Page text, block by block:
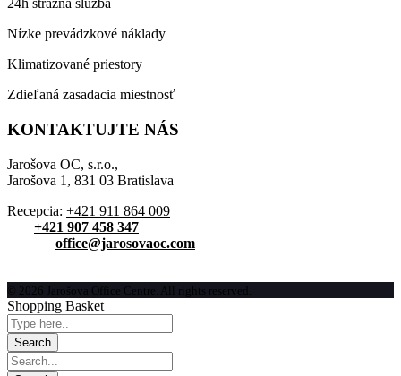
24h strážna služba
Nízke prevádzkové náklady
Klimatizované priestory
Zdieľaná zasadacia miestnosť
KONTAKTUJTE NÁS
Jarošova OC, s.r.o.,
Jarošova 1, 831 03 Bratislava
Recepcia: +421 911 864 009
+421 907 458 347
office@jarosovaoc.com
© 2026 Jarošova Office Centre. All rights reserved.
Shopping Basket